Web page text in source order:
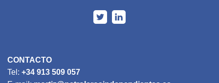
CONTACTO
Tel: +34 913 509 057